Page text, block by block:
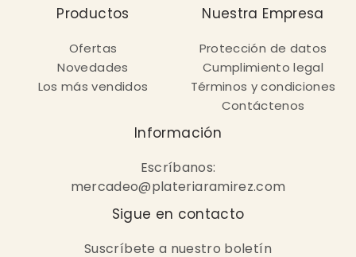
Productos
Ofertas
Novedades
Los más vendidos
Nuestra Empresa
Protección de datos
Cumplimiento legal
Términos y condiciones
Contáctenos
Información
Escríbanos:
mercadeo@plateriaramirez.com
Sigue en contacto
Suscríbete a nuestro boletín